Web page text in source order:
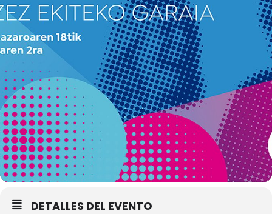
DETALLES DEL EVENTO